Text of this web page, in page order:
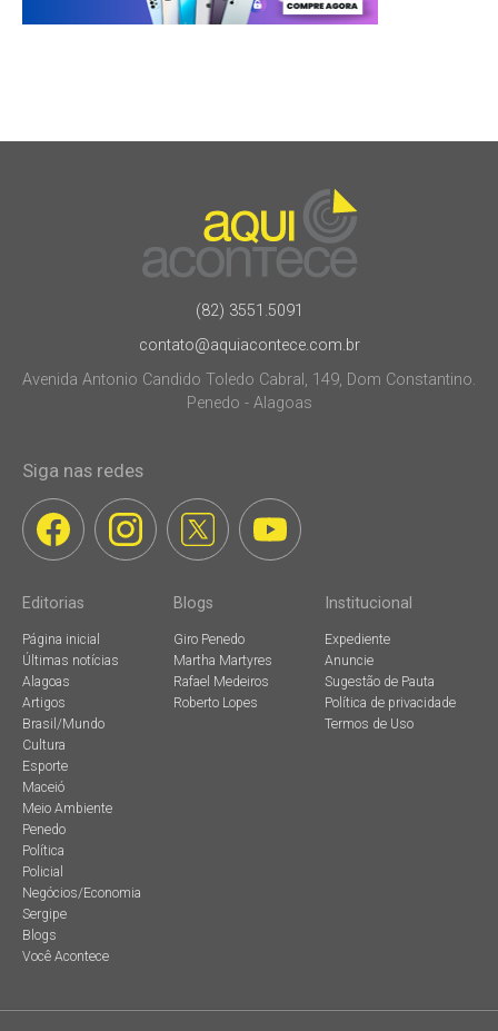
(82) 3551.5091
contato@aquiacontece.com.br
Avenida Antonio Candido Toledo Cabral, 149, Dom Constantino.
Penedo - Alagoas
Siga nas redes
Editorias
Página inicial
Últimas notícias
Alagoas
Artigos
Brasil/Mundo
Cultura
Esporte
Maceió
Meio Ambiente
Penedo
Política
Policial
Negócios/Economia
Sergipe
Blogs
Você Acontece
Blogs
Giro Penedo
Martha Martyres
Rafael Medeiros
Roberto Lopes
Institucional
Expediente
Anuncie
Sugestão de Pauta
Política de privacidade
Termos de Uso